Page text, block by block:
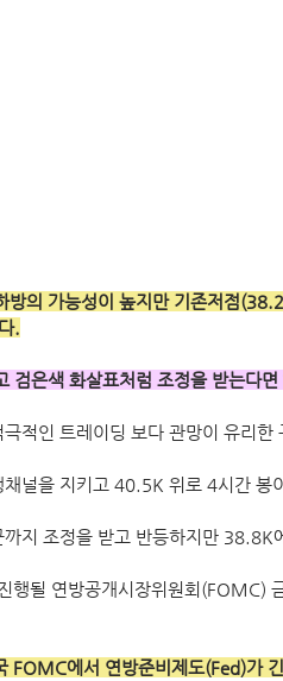
방의 가능성이 높지만 기존저점
.
검은색 화살표처럼 조정을 받는다
적인 트레이딩 보다 관망이 유리한
널을 지키고 40.5K 위로 4시간 봉
지 조정을 받고 반등하지만 38.8K
될 연방공개시장위원회(FOMC)
FOMC에서 연방준비제도(Fed)가